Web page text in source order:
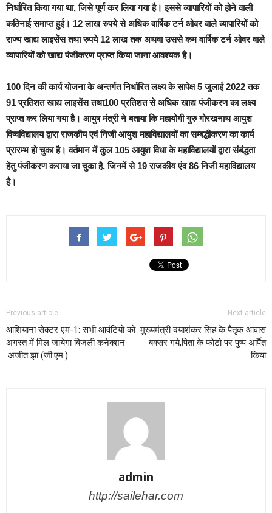
निर्धारित किया गया था, जिसे पूर्ण कर लिया गया है। इससे व्यापारियों को होने वाली
कठिनाई समाप्त हुई। 12 लाख रुपये से अधिक वार्षिक टर्न ओवर वाले व्यापारियों को
राज्य खाद्य लाइसेंस तथा रुपये 12 लाख तक अथवा उससे कम वार्षिक टर्न ओवर वाले
व्यापारियों को खाद्य पंजीकरण प्राप्त किया जाना आवश्यक है।
100 दिन की कार्य योजना के अन्तर्गत निर्धारित लक्ष्य के सापेक्ष 5 जुलाई 2022 तक
91 प्रतिशत खाद्य लाइसेंस तथा100 प्रतिशत से अधिक खाद्य पंजीकरण का लक्ष्य
प्राप्त कर लिया गया है। आयुष मंत्री ने बताया कि महायोगी गुरु गोरखनाथ आयुश
विष्वविद्यालय द्वारा राजकीय एवं निजी आयुश महाविद्यालयों का सम्बद्धीकरण का कार्य
प्रारम्भ हो चुका है। वर्तमान में कुल 105 आयुश विधा के महाविद्यालयों द्वारा संबंद्धता
हेतु पंजीकरण कराया जा चुका है, जिनमें से 19 राजकीय एंव 86 निजी महाविद्यालय
है।
Previous article
आशियाना सेक्टर एम-1: सभी आवंटियों को
अगस्त में मिल जायेगा बिजली कनेक्शन
:अजीत झा (जी.एम.)
Next article
मुख्यमंत्री दयाशंकर सिंह के पैतृक आवास
बक्सर गये,पिता के फोटो पर पुष्प अर्पिैत
किया
admin
http://sailehar.com